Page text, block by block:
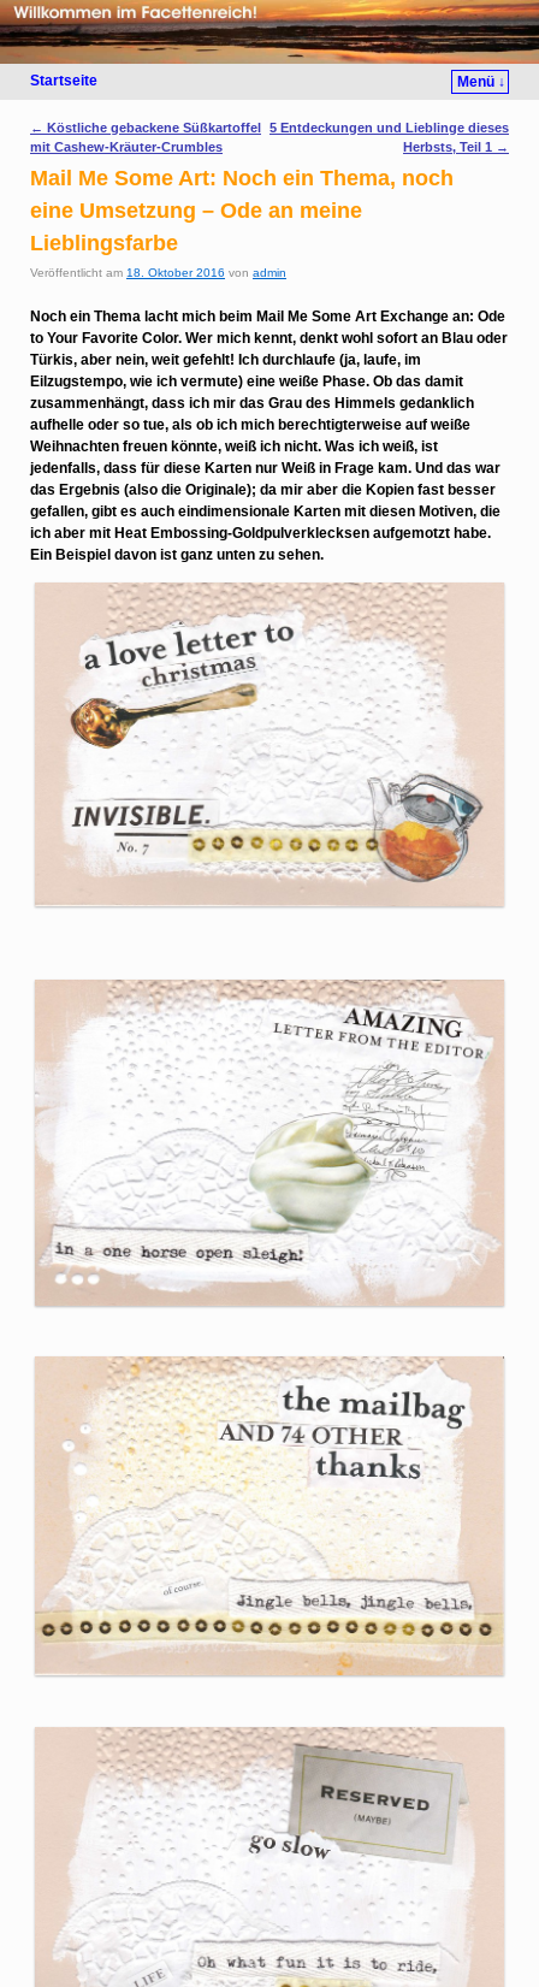
Startseite Menü ↓
Artikelnavigation
← Köstliche gebackene Süßkartoffel
mit Cashew-Kräuter-Crumbles
5 Entdeckungen und Lieblinge dieses
Herbsts, Teil 1 →
Mail Me Some Art: Noch ein Thema, noch
eine Umsetzung – Ode an meine
Lieblingsfarbe
Veröffentlicht am 18. Oktober 2016 von admin
Noch ein Thema lacht mich beim Mail Me Some Art Exchange an: Ode
to Your Favorite Color. Wer mich kennt, denkt wohl sofort an Blau oder
Türkis, aber nein, weit gefehlt! Ich durchlaufe (ja, laufe, im
Eilzugstempo, wie ich vermute) eine weiße Phase. Ob das damit
zusammenhängt, dass ich mir das Grau des Himmels gedanklich
aufhelle oder so tue, als ob ich mich berechtigterweise auf weiße
Weihnachten freuen könnte, weiß ich nicht. Was ich weiß, ist
jedenfalls, dass für diese Karten nur Weiß in Frage kam. Und das war
das Ergebnis (also die Originale); da mir aber die Kopien fast besser
gefallen, gibt es auch eindimensionale Karten mit diesen Motiven, die
ich aber mit Heat Embossing-Goldpulverklecksen aufgemotzt habe.
Ein Beispiel davon ist ganz unten zu sehen.